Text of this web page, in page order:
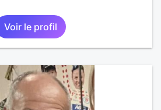
Voir le profil